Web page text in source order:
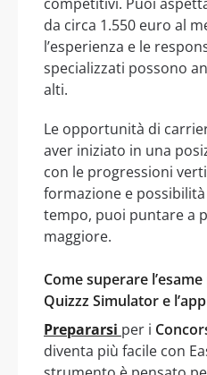
da circa 1.550 euro al
l’esperienza e le
specializzati possono
alti.
Le opportunità di
aver iniziato in una
con le progressioni
formazione e
tempo, puoi puntare a
maggiore.
Come superare
Quizzz Simulator e
Prepararsi per i
diventa più facile con